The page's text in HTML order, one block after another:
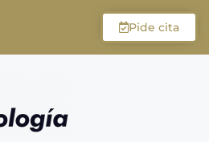
Pide cita